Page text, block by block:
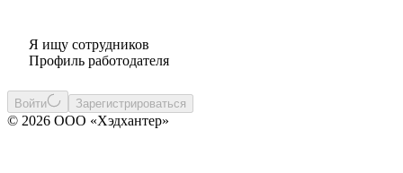
Я ищу сотрудников
Профиль работодателя
Войти Зарегистрироваться
© 2026 ООО «Хэдхантер»